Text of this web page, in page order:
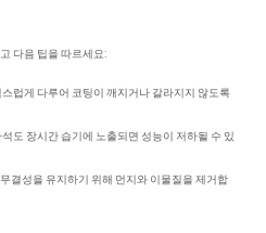
다음 팁을 따르세요:
스럽게 다루어 코팅이 깨지거나 갈라지지 않도록
석도 장시간 습기에 노출되면 성능이 저하될 수 있
결성을 유지하기 위해 먼지와 이물질을 제거합